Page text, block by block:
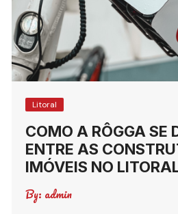
Litoral
COMO A RÔGGA SE
ENTRE AS
IMÓVEIS NO
By: admin